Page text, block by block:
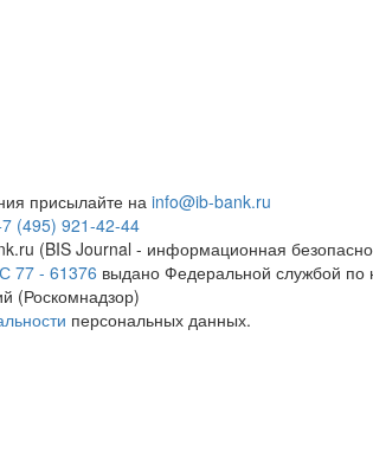
присылайте наinfo@ib-bank.ru
(495) 921-42-44
(BIS Journal - информационная
77 - 61376 выдано Федеральной службой по
(Роскомнадзор)
персональных данных.